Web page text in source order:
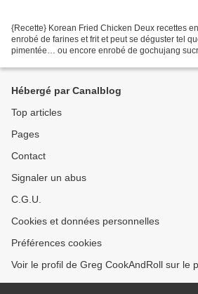
{Recette} Korean Fried Chicken Deux recettes
enrobé de farines et frit et peut se déguster tel
pimentée… ou encore enrobé de gochujang
Hébergé par Canalblog
Top articles
Pages
Contact
Signaler un abus
C.G.U.
Cookies et données personnelles
Préférences cookies
Voir le profil de Greg CookAndRoll sur le